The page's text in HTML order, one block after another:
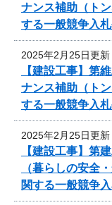
ナンス補助（ト
する一般競争入
2025年2月25日更新
【建設工事】
ナンス補助（ト
する一般競争入
2025年2月25日更新
【建設工事】
（暮らしの安全
関する一般競争